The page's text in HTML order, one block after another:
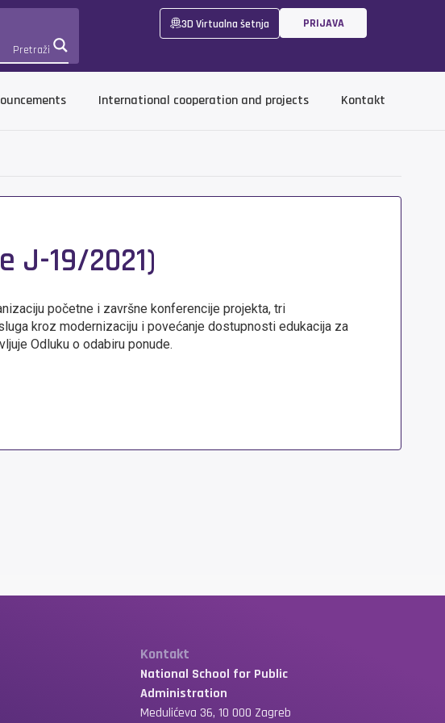
Pretraži
3D Virtualna šetnja PRIJAVA
International cooperation and projects Kontakt
J-19/2021)
početne i završne konferencije projekta, tri
kroz modernizaciju i povećanje dostupnosti edukacija za
Odluku o odabiru ponude.
Kontakt
National School for Public
Administration
Medulićeva 36, 10 000 Zagreb